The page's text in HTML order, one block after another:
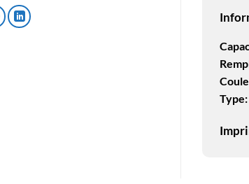
Type: